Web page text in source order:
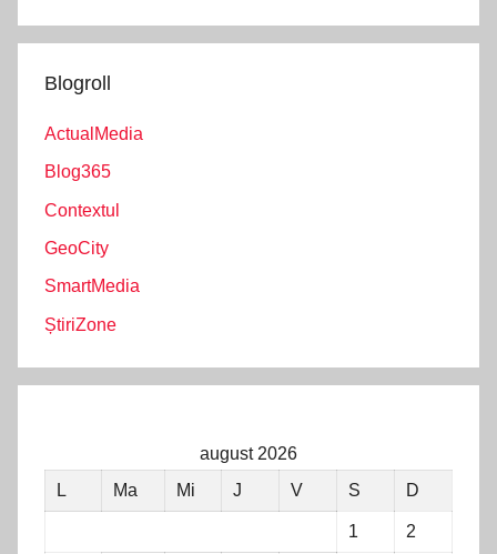
Blogroll
ActualMedia
Blog365
Contextul
GeoCity
SmartMedia
ȘtiriZone
august 2026
L
Ma Mi J V S D
1 2